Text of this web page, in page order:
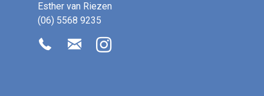
Esther van Riezen
(06) 5568 9235